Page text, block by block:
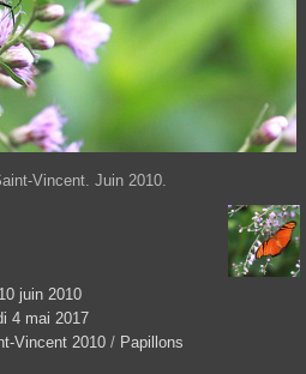
Vincent. Juin 2010.
juin 2010
4 mai 2017
Vincent 2010/ Papillons